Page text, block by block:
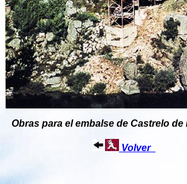
Obras para el embalse de Castrelo
Volver